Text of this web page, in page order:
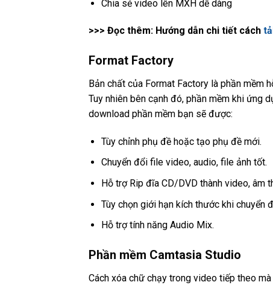
Chia sẻ video lên MXH dễ dàng
>>> Đọc thêm: Hướng dẫn chi tiết cách
Format Factory
Bản chất của Format Factory là phần mềm
Tuy nhiên bên cạnh đó, phần mềm khi ứng
download phần mềm bạn sẽ được:
Tùy chỉnh phụ đề hoặc tạo phụ đề mới.
Chuyển đổi file video, audio, file ảnh tốt.
Hỗ trợ Rip đĩa CD/DVD thành video, âm
Tùy chọn giới hạn kích thước khi chuyển
Hỗ trợ tính năng Audio Mix.
Phần mềm Camtasia Studio
Cách xóa chữ chạy trong video tiếp theo